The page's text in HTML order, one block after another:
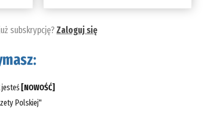
subskrypcję?Zaloguj się
jesteś [NOWOŚĆ]
Polskiej"